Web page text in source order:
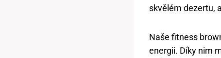
skvělém dezertu,
Naše fitness
energii. Díky nim